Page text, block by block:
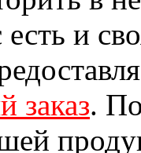
и
заказ.